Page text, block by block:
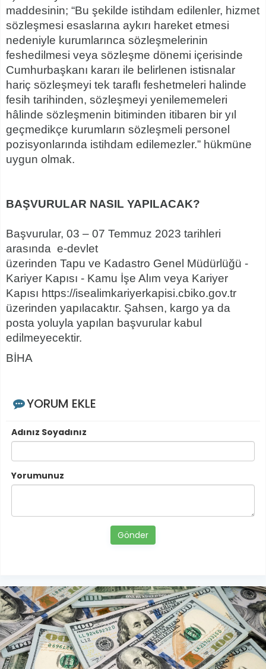
maddesinin; “Bu şekilde istihdam edilenler, hizmet
sözleşmesi esaslarına aykırı hareket etmesi
nedeniyle kurumlarınca sözleşmelerinin
feshedilmesi veya sözleşme dönemi içerisinde
Cumhurbaşkanı kararı ile belirlenen istisnalar
hariç sözleşmeyi tek taraflı feshetmeleri halinde
fesih tarihinden, sözleşmeyi yenilememeleri
hâlinde sözleşmenin bitiminden itibaren bir yıl
geçmedikçe kurumların sözleşmeli personel
pozisyonlarında istihdam edilemezler.” hükmüne
uygun olmak.
BAŞVURULAR NASIL YAPILACAK?
Başvurular, 03 – 07 Temmuz 2023 tarihleri
arasında e-devlet
üzerinden Tapu ve Kadastro Genel Müdürlüğü -
Kariyer Kapısı - Kamu İşe Alım veya Kariyer
Kapısı https://isealimkariyerkapisi.cbiko.gov.tr
üzerinden yapılacaktır. Şahsen, kargo ya da
posta yoluyla yapılan başvurular kabul
edilmeyecektir.
BİHA
YORUM EKLE
Adınız Soyadınız
Yorumunuz
Gönder